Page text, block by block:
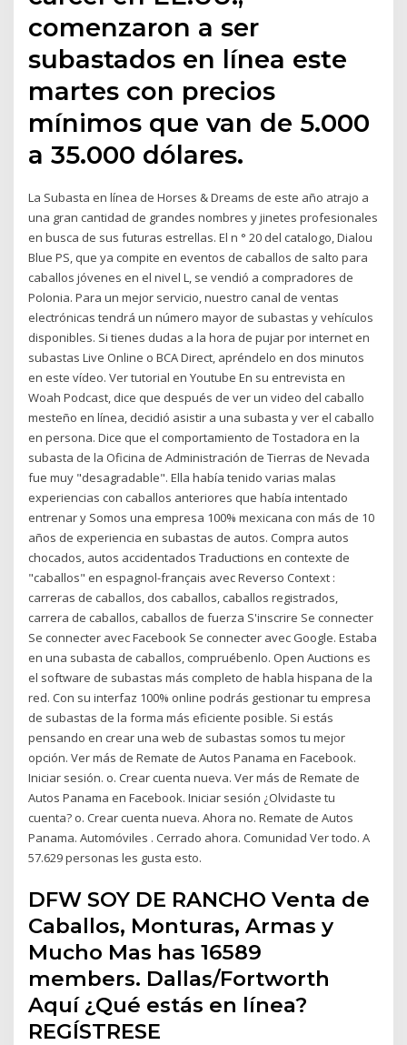
comenzaron a ser
subastados en línea este
martes con precios
mínimos que van de 5.000
a 35.000 dólares.
La Subasta en línea de Horses & Dreams de este año atrajo a
una gran cantidad de grandes nombres y jinetes profesionales
en busca de sus futuras estrellas. El n ° 20 del catalogo, Dialou
Blue PS, que ya compite en eventos de caballos de salto para
caballos jóvenes en el nivel L, se vendió a compradores de
Polonia. Para un mejor servicio, nuestro canal de ventas
electrónicas tendrá un número mayor de subastas y vehículos
disponibles. Si tienes dudas a la hora de pujar por internet en
subastas Live Online o BCA Direct, apréndelo en dos minutos
en este vídeo. Ver tutorial en Youtube En su entrevista en
Woah Podcast, dice que después de ver un video del caballo
mesteño en línea, decidió asistir a una subasta y ver el caballo
en persona. Dice que el comportamiento de Tostadora en la
subasta de la Oficina de Administración de Tierras de Nevada
fue muy "desagradable". Ella había tenido varias malas
experiencias con caballos anteriores que había intentado
entrenar y Somos una empresa 100% mexicana con más de 10
años de experiencia en subastas de autos. Compra autos
chocados, autos accidentados Traductions en contexte de
"caballos" en espagnol-français avec Reverso Context :
carreras de caballos, dos caballos, caballos registrados,
carrera de caballos, caballos de fuerza S'inscrire Se connecter
Se connecter avec Facebook Se connecter avec Google. Estaba
en una subasta de caballos, compruébenlo. Open Auctions es
el software de subastas más completo de habla hispana de la
red. Con su interfaz 100% online podrás gestionar tu empresa
de subastas de la forma más eficiente posible. Si estás
pensando en crear una web de subastas somos tu mejor
opción. Ver más de Remate de Autos Panama en Facebook.
Iniciar sesión. o. Crear cuenta nueva. Ver más de Remate de
Autos Panama en Facebook. Iniciar sesión ¿Olvidaste tu
cuenta? o. Crear cuenta nueva. Ahora no. Remate de Autos
Panama. Automóviles . Cerrado ahora. Comunidad Ver todo. A
57.629 personas les gusta esto.
DFW SOY DE RANCHO Venta de
Caballos, Monturas, Armas y
Mucho Mas has 16589
members. Dallas/Fortworth
Aquí ¿Qué estás en línea?
REGÍSTRESE